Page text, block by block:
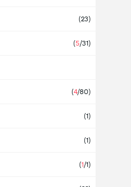
(23)
(5/31)
(4/80)
(1)
(1)
(1/1)